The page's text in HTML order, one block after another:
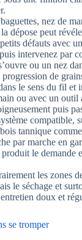
nez de
dépose peut
défauts avec
intervenez par
ou un nez
progression de
le sens du fil et
ou avec un outil
puis
tannique
par marche en
le
les zones
le séchage et
doux et
se tromper